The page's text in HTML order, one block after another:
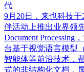
代
9月20日，来也科技
伴活动上推出业界领
Document Processing
台基于视觉语言模型
智能体等前沿技术，
式的非结构化文档，